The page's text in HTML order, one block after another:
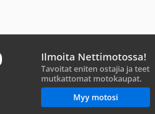
Ilmoita Nettimotossa!
Tavoitat eniten ostajia ja teet
mutkattomat motokaupat.
Myy motosi